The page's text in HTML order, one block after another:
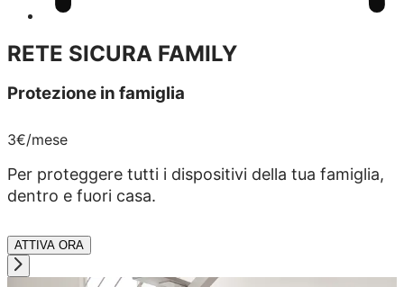
RETE SICURA FAMILY
Protezione in famiglia
3€/mese
Per proteggere tutti i dispositivi della tua famiglia,
dentro e fuori casa.
ATTIVA ORA